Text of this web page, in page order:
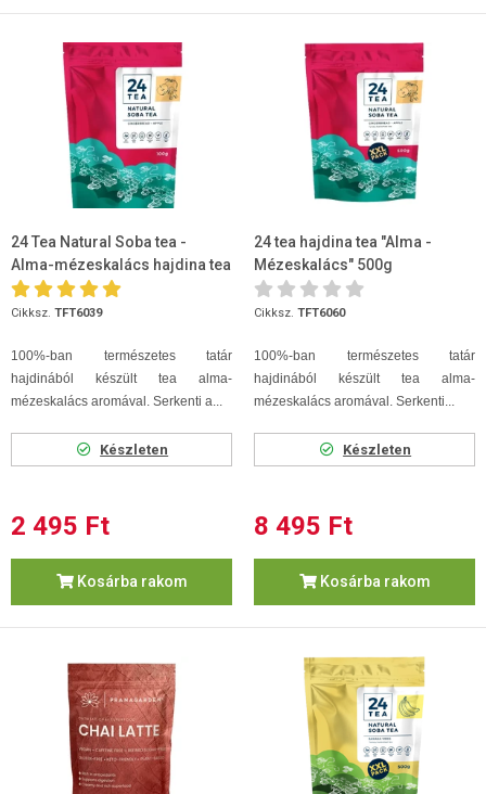
24 Tea Natural Soba tea -
Alma-mézeskalács hajdina tea
100g
Cikksz. TFT6039
100%-ban természetes tatár
hajdinából készült tea alma-
mézeskalács aromával. Serkenti a...
Készleten
2 495 Ft
Kosárba rakom
24 tea hajdina tea "Alma -
Mézeskalács" 500g
Cikksz. TFT6060
100%-ban természetes tatár
hajdinából készült tea alma-
mézeskalács aromával. Serkenti...
Készleten
8 495 Ft
Kosárba rakom